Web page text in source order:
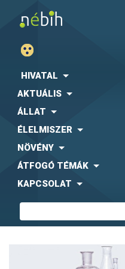
HIVATAL
AKTUÁLIS
ÁLLAT
ÉLELMISZER
NÖVÉNY
ÁTFOGÓ TÉMÁK
KAPCSOLAT